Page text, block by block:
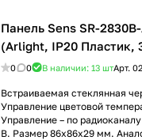
Панель Sens SR-
(Arlight, IP20 Пластик,
0 0 В наличии: 13 штАрт.
Встраиваемая стеклянная
Управление цветовой
Управление – по
В. Размер 86x86x29 мм.